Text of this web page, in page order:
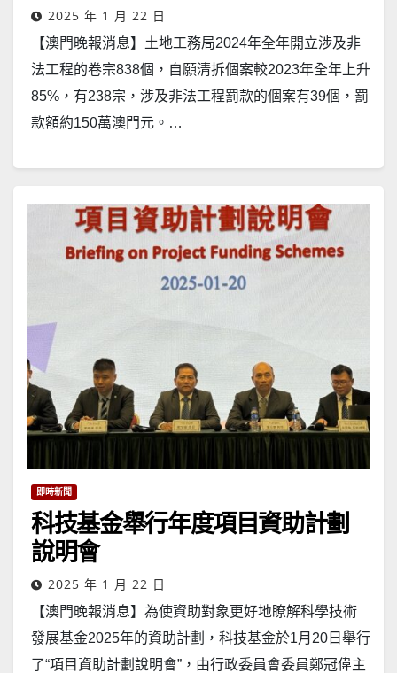
2025 年 1 月 22 日
【澳門晚報消息】土地工務局2024年全年開立涉及非
法工程的卷宗838個，自願清拆個案較2023年全年上升
85%，有238宗，涉及非法工程罰款的個案有39個，罰
款額約150萬澳門元。…
即時新聞
科技基金舉行年度項目資助計劃
說明會
2025 年 1 月 22 日
【澳門晚報消息】為使資助對象更好地瞭解科學技術
發展基金2025年的資助計劃，科技基金於1月20日舉行
了“項目資助計劃說明會”，由行政委員會委員鄭冠偉主